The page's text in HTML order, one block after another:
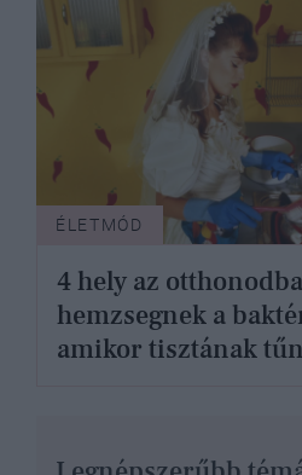
ÉLETMÓD
4 hely az
hemzsegnek a
amikor tisztának